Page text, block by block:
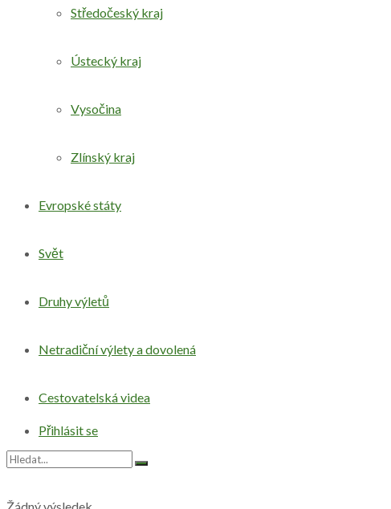
Přihlásit se
Středočeský kraj
Ústecký kraj
Vysočina
Zlínský kraj
Evropské státy
Svět
Druhy výletů
Netradiční výlety a dovolená
Cestovatelská videa